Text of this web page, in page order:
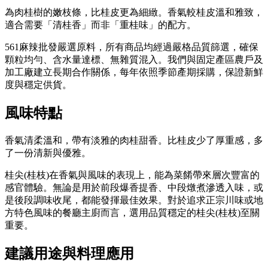
為肉桂樹的嫩枝條，比桂皮更為細緻。香氣較桂皮溫和雅致，
適合需要「清桂香」而非「重桂味」的配方。
561麻辣批發嚴選原料，所有商品均經過嚴格品質篩選，確保
顆粒均勻、含水量達標、無雜質混入。我們與固定產區農戶及
加工廠建立長期合作關係，每年依照季節產期採購，保證新鮮
度與穩定供貨。
風味特點
香氣清柔溫和，帶有淡雅的肉桂甜香。比桂皮少了厚重感，多
了一份清新與優雅。
桂尖(桂枝)在香氣與風味的表現上，能為菜餚帶來層次豐富的
感官體驗。無論是用於前段爆香提香、中段燉煮滲透入味，或
是後段調味收尾，都能發揮最佳效果。對於追求正宗川味或地
方特色風味的餐廳主廚而言，選用品質穩定的桂尖(桂枝)至關
重要。
建議用途與料理應用